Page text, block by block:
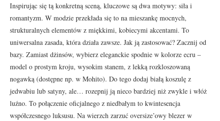
Inspirując się tą konkretną sceną, kluczowe są dwa motywy: siła i
romantyzm. W modzie przekłada się to na mieszankę mocnych,
strukturalnych elementów z miękkimi, kobiecymi akcentami. To
uniwersalna zasada, która działa zawsze. Jak ją zastosować? Zacznij od
bazy. Zamiast dżinsów, wybierz eleganckie spodnie w kolorze ecru –
model o prostym kroju, wysokim stanem, z lekką rozkloszowaną
nogawką (dostępne np. w Mohito). Do tego dodaj białą koszulę z
jedwabiu lub satyny, ale… rozepnij ją nieco bardziej niż zwykle i włóż
luźno. To połączenie oficjalnego z niedbałym to kwintesencja
współczesnego luksusu. Na wierzch zarzuć oversize’owy blezer w